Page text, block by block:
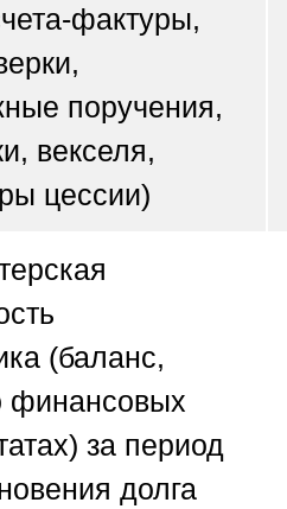
фактуры,
поручения,
векселя,
цессии)
(баланс,
финансовых
за период
долга